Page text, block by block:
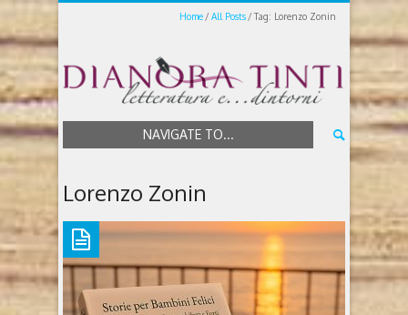
Home All Posts Tag: Lorenzo Zonin
NAVIGATE TO...
Lorenzo Zonin